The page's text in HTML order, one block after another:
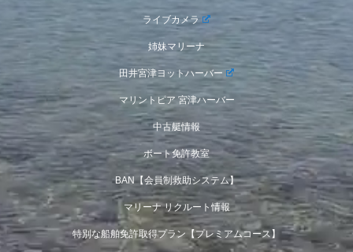
ライブカメラ
姉妹マリーナ
田井宮津ヨットハーバー
マリントピア 宮津ハーバー
中古艇情報
ボート免許教室
BAN【会員制救助システム】
マリーナ リクルート情報
特別な船舶免許取得プラン【プレミアムコース】